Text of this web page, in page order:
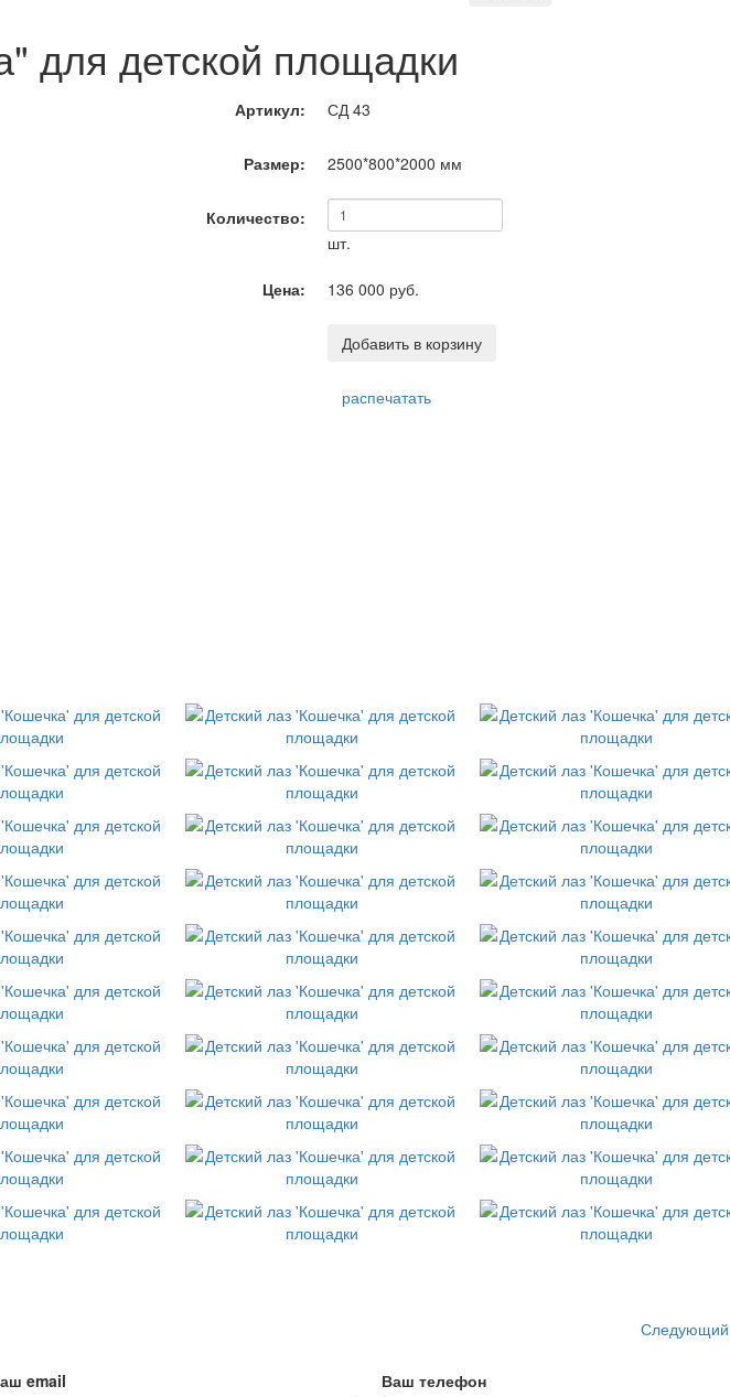
для детской площадки
Артикул: СД 43
Размер: 2500*800*2000 мм
Количество:
шт.
Цена: 136 000 руб.
Добавить в корзину
распечатать
email Ваш телефон